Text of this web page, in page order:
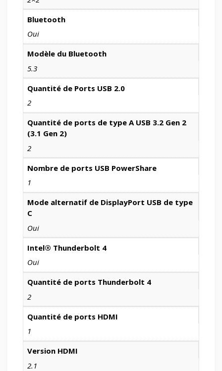
Bluetooth
Oui
Modèle du Bluetooth
5.3
Quantité de Ports USB 2.0
2
Quantité de ports de type A USB 3.2 Gen 2
(3.1 Gen 2)
2
Nombre de ports USB PowerShare
1
Mode alternatif de DisplayPort USB de type
C
Oui
Intel® Thunderbolt 4
Oui
Quantité de ports Thunderbolt 4
2
Quantité de ports HDMI
1
Version HDMI
2.1